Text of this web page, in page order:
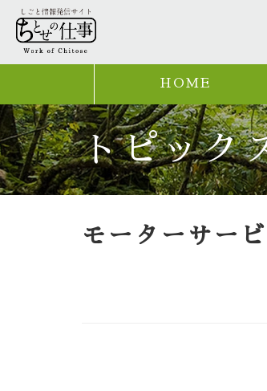
HOME
トピック
モーターサー